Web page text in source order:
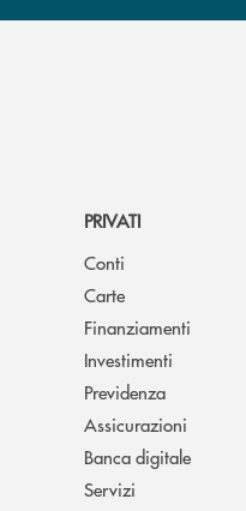
PRIVATI
Conti
Carte
Finanziamenti
Investimenti
Previdenza
Assicurazioni
Banca digitale
Servizi